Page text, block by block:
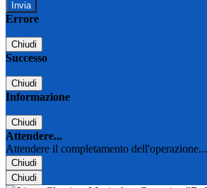
Errore
Chiudi
Successo
Chiudi
Informazione
Chiudi
Attendere...
Attendere il completamento dell'operazione...
Chiudi
Chiudi